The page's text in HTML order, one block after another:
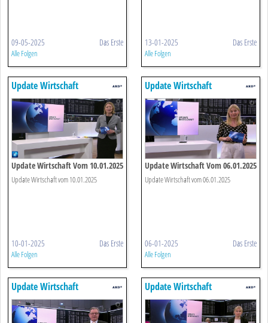
09-05-2025 Das Erste
Alle Folgen
13-01-2025 Das Erste
Alle Folgen
Update Wirtschaft
Update Wirtschaft Vom 10.01.2025
Update Wirtschaft vom 10.01.2025
10-01-2025 Das Erste
Alle Folgen
Update Wirtschaft
Update Wirtschaft Vom 06.01.2025
Update Wirtschaft vom 06.01.2025
06-01-2025 Das Erste
Alle Folgen
Update Wirtschaft Update Wirtschaft